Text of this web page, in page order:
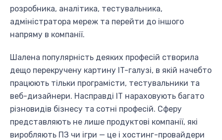
розробника, аналітика, тестувальника,
адміністратора мереж та перейти до іншого
напряму в компанії.
Шалена популярність деяких професій створила
дещо перекручену картину IT-галузі, в якій начебто
працюють тільки програмісти, тестувальники та
веб-дизайнери. Насправді IT нараховують багато
різновидів бізнесу та сотні професій. Сферу
представляють не лише продуктові компанії, які
виробляють ПЗ чи ігри — це і хостинг-провайдери